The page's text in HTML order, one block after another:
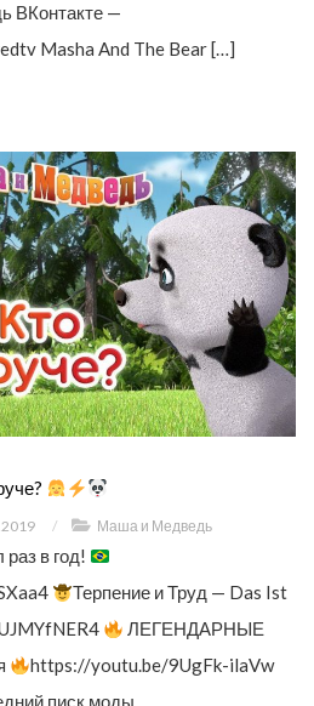
ВКонтакте —
Masha And The Bear […]
/ Маша и Медведь
в год!
Терпение и Труд — Das Ist
ЛЕГЕНДАРНЫЕ
https://youtu.be/9UgFk-ilaVw